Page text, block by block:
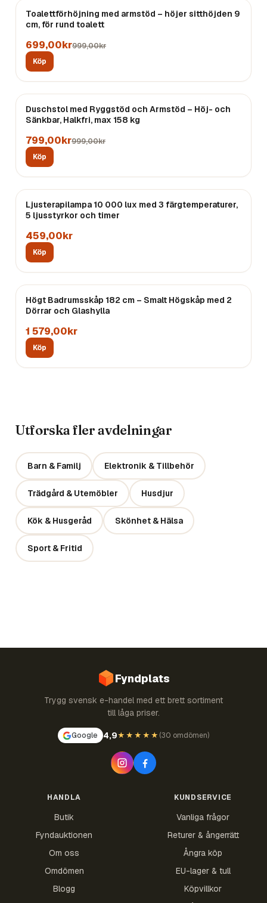
REA
Toalettförhöjning med armstöd – höjer sitthöjden 9
cm, för rund toalett
699,00kr999,00kr
Köp
REA
Duschstol med Ryggstöd och Armstöd – Höj- och
Sänkbar, Halkfri, max 158 kg
799,00kr999,00kr
Köp
Ljusterapilampa 10 000 lux med 3 färgtemperaturer,
5 ljusstyrkor och timer
459,00kr
Köp
Högt Badrumsskåp 182 cm – Smalt Högskåp med 2
Dörrar och Glashylla
1 579,00kr
Köp
Utforska fler avdelningar
Barn & Familj Elektronik & Tillbehör
Trädgård & Utemöbler Husdjur
Kök & Husgeråd Skönhet & Hälsa
Sport & Fritid
Fyndplats
Trygg svensk e-handel med ett brett sortiment
till låga priser.
Google 4,9★★★★★ (30 omdömen)
HANDLA
Butik
Fyndauktionen
Om oss
Omdömen
Blogg
KUNDSERVICE
Vanliga frågor
Returer & ångerrätt
Ångra köp
EU-lager & tull
Köpvillkor